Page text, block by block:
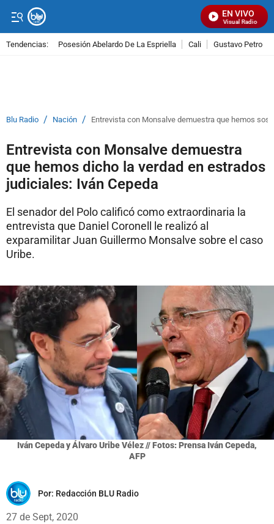
EN VIVO
Señal Visual Radio
Tendencias: Posesión Abelardo De La Espriella Cali Gustavo Petro
Blu Radio / Nación / Entrevista con Monsalve demuestra que hemos
Entrevista con Monsalve demuestra
que hemos dicho la verdad en estrados
judiciales: Iván Cepeda
El senador del Polo calificó como extraordinaria la
entrevista que Daniel Coronell le realizó al
exparamilitar Juan Guillermo Monsalve sobre el caso
Uribe.
Iván Cepeda y Álvaro Uribe Vélez // Fotos: Prensa Iván Cepeda,
AFP
Por: Redacción BLU Radio
27 de Sept, 2020